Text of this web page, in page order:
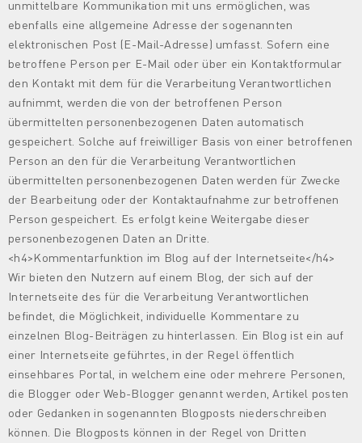
unmittelbare Kommunikation mit uns ermöglichen, was
ebenfalls eine allgemeine Adresse der sogenannten
elektronischen Post (E-Mail-Adresse) umfasst. Sofern eine
betroffene Person per E-Mail oder über ein Kontaktformular
den Kontakt mit dem für die Verarbeitung Verantwortlichen
aufnimmt, werden die von der betroffenen Person
übermittelten personenbezogenen Daten automatisch
gespeichert. Solche auf freiwilliger Basis von einer betroffenen
Person an den für die Verarbeitung Verantwortlichen
übermittelten personenbezogenen Daten werden für Zwecke
der Bearbeitung oder der Kontaktaufnahme zur betroffenen
Person gespeichert. Es erfolgt keine Weitergabe dieser
personenbezogenen Daten an Dritte.
<h4>Kommentarfunktion im Blog auf der Internetseite</h4>
Wir bieten den Nutzern auf einem Blog, der sich auf der
Internetseite des für die Verarbeitung Verantwortlichen
befindet, die Möglichkeit, individuelle Kommentare zu
einzelnen Blog-Beiträgen zu hinterlassen. Ein Blog ist ein auf
einer Internetseite geführtes, in der Regel öffentlich
einsehbares Portal, in welchem eine oder mehrere Personen,
die Blogger oder Web-Blogger genannt werden, Artikel posten
oder Gedanken in sogenannten Blogposts niederschreiben
können. Die Blogposts können in der Regel von Dritten